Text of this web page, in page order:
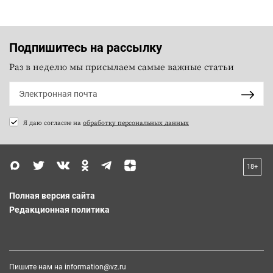
Подпишитесь на рассылку
Раз в неделю мы присылаем самые важные статьи
Я даю согласие на обработку персональных данных
18+
Полная версия сайта
Редакционная политика
Пишите нам на information@vz.ru